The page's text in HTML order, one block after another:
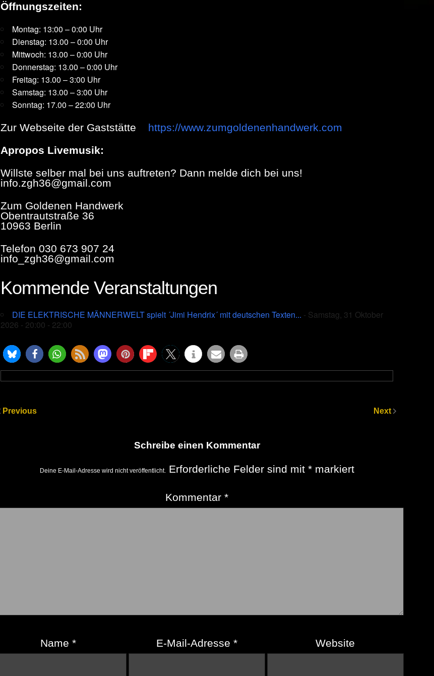
Öffnungszeiten:
Montag: 13:00 – 0:00 Uhr
Dienstag: 13.00 – 0:00 Uhr
Mittwoch: 13.00 – 0:00 Uhr
Donnerstag: 13.00 – 0:00 Uhr
Freitag: 13.00 – 3:00 Uhr
Samstag: 13.00 – 3:00 Uhr
Sonntag: 17.00 – 22:00 Uhr
Zur Webseite der Gaststätte https://www.zumgoldenenhandwerk.com
Apropos Livemusik:
Willste selber mal bei uns auftreten? Dann melde dich bei uns!
info.zgh36@gmail.com
Zum Goldenen Handwerk
Obentrautstraße 36
10963 Berlin
Telefon 030 673 907 24
info_zgh36@gmail.com
Kommende Veranstaltungen
DIE ELEKTRISCHE MÄNNERWELT spielt ´Jimi Hendrix´ mit deutschen Texten... - Samstag, 31 Oktober
2026 - 20:00 - 22:00
Previous Next
Schreibe einen Kommentar
Deine E-Mail-Adresse wird nicht veröffentlicht. Erforderliche Felder sind mit *markiert
Kommentar*
Name* E-Mail-Adresse* Website